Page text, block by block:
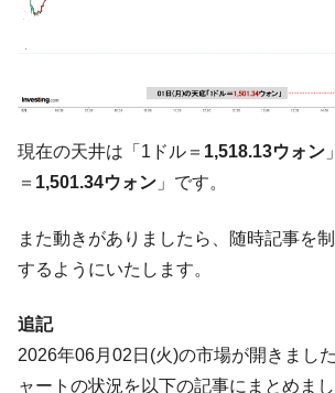
ータセンター整備」⇒ だから無理だって
JPモルガン「韓国レバレ
『Money1』
韓国『国民年金公団』株
『Money1』
韓国政府「ニセＫ-ブラン
ャンペーン」⇒ あの名物教授も登場！
『Money1』
韓国「橋が落ちました」
営業利益80.2％も減少
『Money1』
米国下院「韓国の公務員
にぶん殴る法案」提出！⇒ クーパン問題
現在の天井は「1ドル＝ 1,518.13ウォン
＝ 1,501.34ウォン 」です。
また動きがありましたら、随時記事を
するようにいたします。
追記
2026年06月02日(火)の市場が開きまし
ャートの状況を以下の記事にまとめま